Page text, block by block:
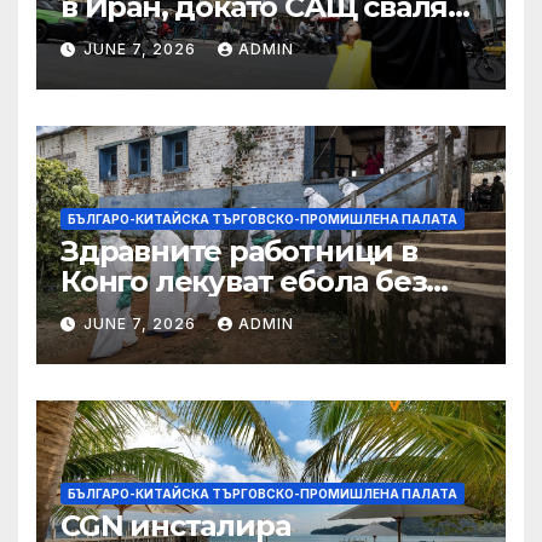
дронове, Ливан търси мир
JUNE 7, 2026 ADMIN
БЪЛГАРО-КИТАЙСКА ТЪРГОВСКО-ПРОМИШЛЕНА ПАЛАТА
Здравните работници в
Конго лекуват ебола без
заплащане, докато СЗО
търси ресурси
JUNE 7, 2026 ADMIN
БЪЛГАРО-КИТАЙСКА ТЪРГОВСКО-ПРОМИШЛЕНА ПАЛАТА
CGN инсталира